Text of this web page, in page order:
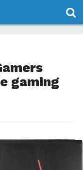
gaming